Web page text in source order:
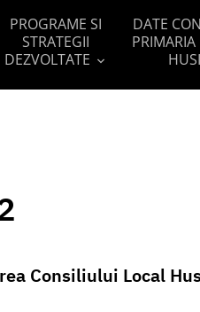
PROGRAME SI
STRATEGII
DEZVOLTATE
DATE
HUSI
Consiliului Local